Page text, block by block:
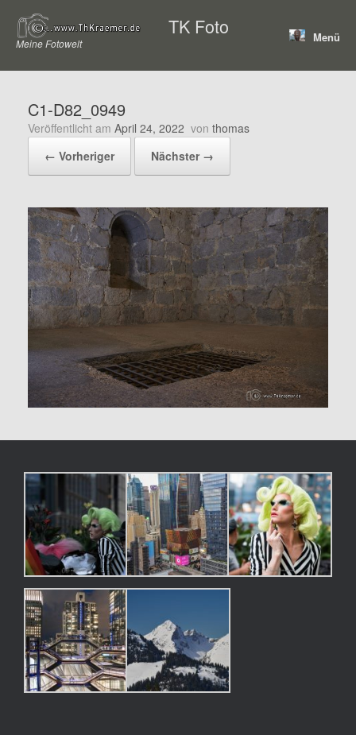
Inhalt
springen
TK Foto
Meine Fotowelt Menü
C1-D82_0949
Veröffentlicht am April 24, 2022 von thomas
← Vorheriger
Nächster →